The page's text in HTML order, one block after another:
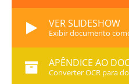
VER SLIDESHOW
Exibir documento
APÊNDICE AO
Converter OCR para